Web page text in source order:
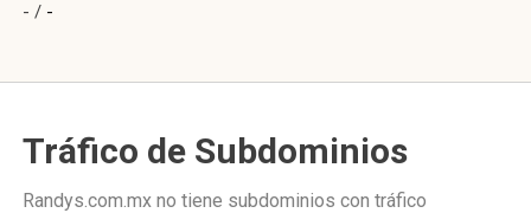
- / -
Tráfico de Subdominios
Randys.com.mx no tiene subdominios con tráfico